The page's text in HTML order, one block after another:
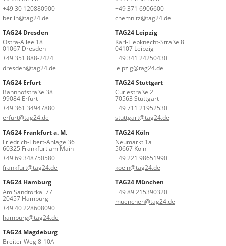
+49 30 120880900
berlin@tag24.de
+49 371 6906600
chemnitz@tag24.de
TAG24 Dresden
Ostra-Allee 18
01067 Dresden
+49 351 888-2424
dresden@tag24.de
TAG24 Leipzig
Karl-Liebknecht-Straße 8
04107 Leipzig
+49 341 24250430
leipzig@tag24.de
TAG24 Erfurt
Bahnhofstraße 38
99084 Erfurt
+49 361 34947880
erfurt@tag24.de
TAG24 Stuttgart
Curiestraße 2
70563 Stuttgart
+49 711 21952530
stuttgart@tag24.de
TAG24 Frankfurt a. M.
Friedrich-Ebert-Anlage 36
60325 Frankfurt am Main
+49 69 348750580
frankfurt@tag24.de
TAG24 Köln
Neumarkt 1a
50667 Köln
+49 221 98651990
koeln@tag24.de
TAG24 Hamburg
Am Sandtorkai 77
20457 Hamburg
+49 40 228608090
hamburg@tag24.de
TAG24 München
+49 89 215390320
muenchen@tag24.de
TAG24 Magdeburg
Breiter Weg 8-10A